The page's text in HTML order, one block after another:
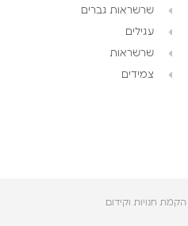
שרשראות גברים
עגילים
שרשראות
צמידים